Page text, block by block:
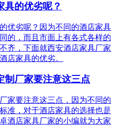
具的优劣呢？
优劣呢？因为不同的酒店家具
的，而且市面上有各式各样的
齐，下面就西安酒店家具厂家
店家具的优劣。
制厂家要注意这三点
家要注意这三点，因为不同的
准，对于酒店家具的选择也是
酒店家具厂家的小编就为大家